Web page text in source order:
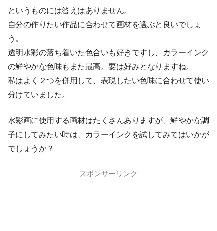
というものには答えはありません。
自分の作りたい作品に合わせて画材を選ぶと良いでしょ
う。
透明水彩の落ち着いた色合いも好きですし、カラーインク
の鮮やかな色味もまた最高。要は好みとなりますね。
私はよく２つを併用して、表現したい色味に合わせて使い
分けていました。
水彩画に使用する画材はたくさんありますが、鮮やかな調
子にしてみたい時は、カラーインクを試してみてはいかが
でしょうか？
スポンサーリンク